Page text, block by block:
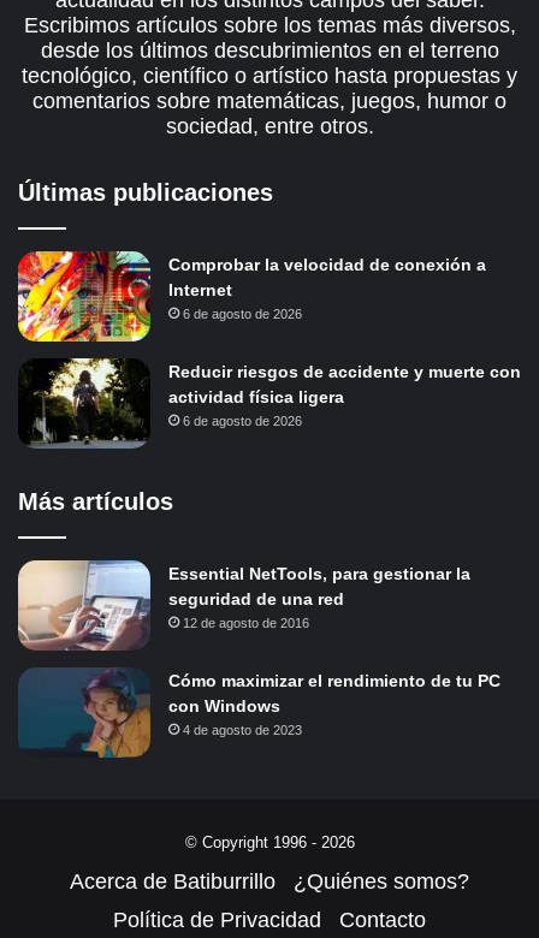
Escribimos artículos sobre los temas más diversos,
desde los últimos descubrimientos en el terreno
tecnológico, científico o artístico hasta propuestas y
comentarios sobre matemáticas, juegos, humor o
sociedad, entre otros.
Últimas publicaciones
Comprobar la velocidad de conexión a
Internet
6 de agosto de 2026
Reducir riesgos de accidente y muerte con
actividad física ligera
6 de agosto de 2026
Más artículos
Essential NetTools, para gestionar la
seguridad de una red
12 de agosto de 2016
Cómo maximizar el rendimiento de tu PC
con Windows
4 de agosto de 2023
© Copyright 1996 - 2026
Acerca de Batiburrillo
¿Quiénes somos?
Política de Privacidad
Contacto